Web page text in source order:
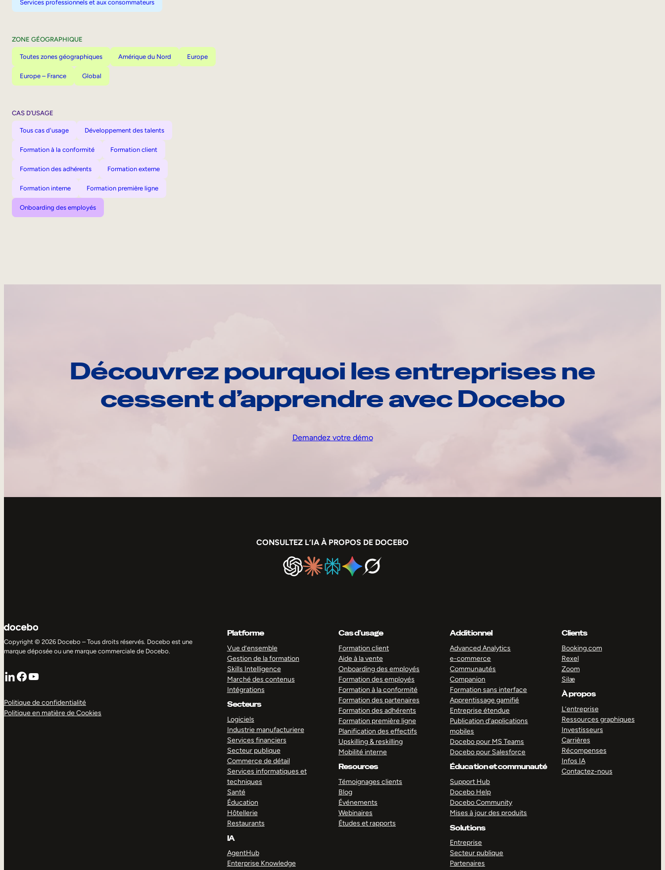
Services professionnels et aux consommateurs
ZONE GÉOGRAPHIQUE
Toutes zones géographiques Amérique du Nord Europe
Europe – France Global
CAS D’USAGE
Tous cas d'usage Développement des talents
Formation à la conformité Formation client
Formation des adhérents Formation externe
Formation interne Formation première ligne
Onboarding des employés
Découvrez pourquoi les entreprises ne
cessent d’apprendre avec Docebo
Demandez votre démo
CONSULTEZ L’IA À PROPOS DE DOCEBO
Copyright © 2026 Docebo – Tous droits réservés. Docebo est une
marque déposée ou une marque commerciale de Docebo.
LinkedIn
Facebook
YouTube
Politique de confidentialité
Politique en matière de Cookies
Platforme
Vue d’ensemble
Gestion de la formation
Skills Intelligence
Marché des contenus
Intégrations
Secteurs
Logiciels
Industrie manufacturiere
Services financiers
Secteur publique
Commerce de détail
Services informatiques et
techniques
Santé
Éducation
Hôtellerie
Restaurants
IA
AgentHub
Enterprise Knowledge
Cas d’usage
Formation client
Aide à la vente
Onboarding des employés
Formation des employés
Formation à la conformité
Formation des partenaires
Formation des adhérents
Formation première ligne
Planification des effectifs
Upskilling & reskilling
Mobilité interne
Resources
Témoignages clients
Blog
Événements
Webinaires
Études et rapports
Additionnel
Advanced Analytics
e-commerce
Communautés
Companion
Formation sans interface
Apprentissage gamifié
Entreprise étendue
Publication d’applications
mobiles
Docebo pour MS Teams
Docebo pour Salesforce
Éducation et communauté
Support Hub
Docebo Help
Docebo Community
Mises à jour des produits
Solutions
Entreprise
Secteur publique
Partenaires
Clients
Booking.com
Rexel
Zoom
Silæ
À propos
L’entreprise
Ressources graphiques
Investisseurs
Carrières
Récompenses
Infos IA
Contactez-nous